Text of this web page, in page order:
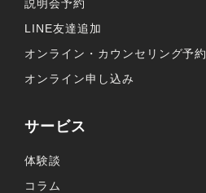
説明会予約
LINE友達追加
オンライン・カウンセリング予約
オンライン申し込み
サービス
体験談
コラム